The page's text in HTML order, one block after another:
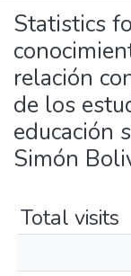
All of DSpace
Statistics
relación
de los
educación
Simón
Total visits